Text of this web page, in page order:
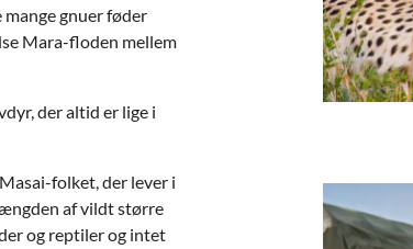
gnuer føder
Mara-floden mellem
der altid er lige i
folket, der lever i
af vildt større
og reptiler og intet